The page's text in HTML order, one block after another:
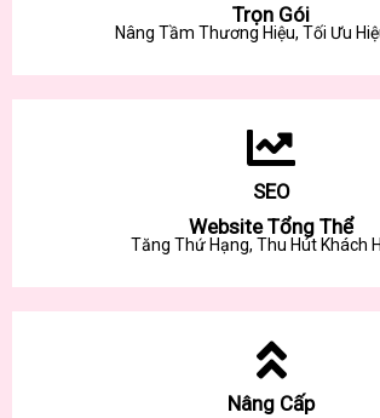
Trọn Gói
Nâng Tầm Thương Hiệu, Tối Ưu
SEO
Website Tổng Thể
Tăng Thứ Hạng, Thu Hút Khách
Nâng Cấp